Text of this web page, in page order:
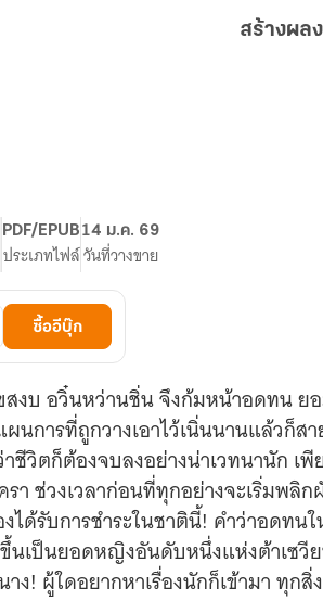
สร้างผล
PDF/EPUB
ประเภทไฟล์
14 ม.ค. 69
วันที่วางขาย
ซื้ออีบุ๊ก
สงบ อวิ๋นหว่านชิ่น จึงก้มหน้าอดทน
นการที่ถูกวางเอาไว้เนิ่นนานแล้วก็ส
ชีวิตก็ต้องจบลงอย่างน่าเวทนานัก เ
า ช่วงเวลาก่อนที่ทุกอย่างจะเริ่มพลิ
ด้รับการชำระในชาตินี้! คำว่าอดทน
นเป็นยอดหญิงอันดับหนึ่งแห่งต้าเซวี
ง! ผู้ใดอยากหาเรื่องนักก็เข้ามา ทุกสิ่